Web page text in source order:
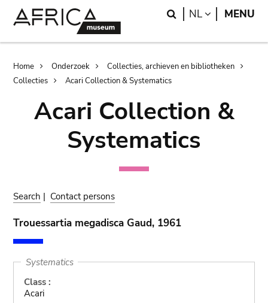
Search
NL LANGUAGE
MENU
Breadcrumb
Home Onderzoek
Collecties, archieven en bibliotheken
Collecties
Acari Collection & Systematics
Acari Collection &
Systematics
Search | Contact persons
Trouessartia megadisca Gaud, 1961
Systematics
Class :
Acari